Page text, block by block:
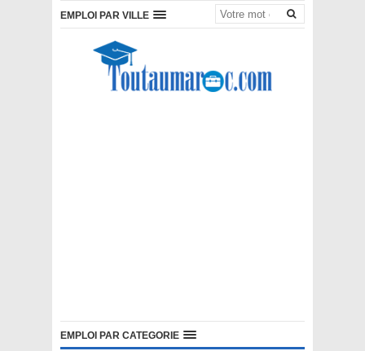
EMPLOI PAR VILLE
EMPLOI PAR CATEGORIE